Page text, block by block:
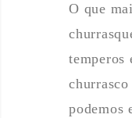
O que
temperos
podemos